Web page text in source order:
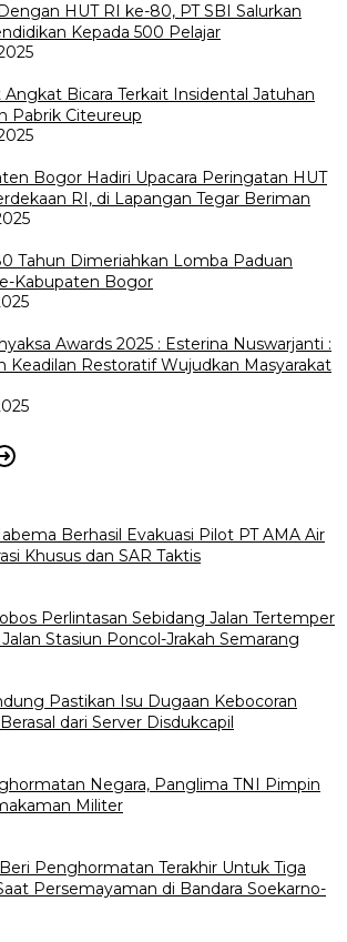
HUT RI ke-80, PT SBI Salurkan
Kepada 500 Pelajar
Bicara Terkait Insidental Jatuhan
Pabrik Citeureup
Bogor Hadiri Upacara Peringatan HUT
RI, di Lapangan Tegar Beriman
Tahun Dimeriahkan Lomba Paduan
Kabupaten Bogor
Awards 2025 : Esterina Nuswarjanti :
Keadilan Restoratif Wujudkan Masyarakat
Berhasil Evakuasi Pilot PT AMA Air
Khusus dan SAR Taktis
Perlintasan Sebidang Jalan Tertemper
Stasiun Poncol-Jrakah Semarang
Pastikan Isu Dugaan Kebocoran
dari Server Disdukcapil
Negara, Panglima TNI Pimpin
Militer
Penghormatan Terakhir Untuk Tiga
Persemayaman di Bandara Soekarno-